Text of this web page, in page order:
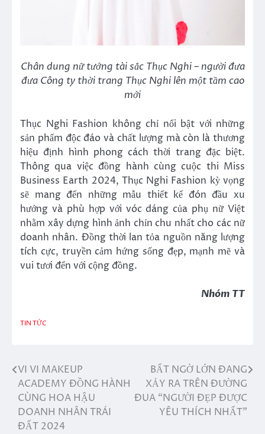
Chân dung nữ tướng tài sắc Thục Nghi – người đưa
đưa Công ty thời trang Thục Nghi lên một tầm cao
mới
Thục Nghi Fashion không chỉ nổi bật với những
sản phẩm độc đáo và chất lượng mà còn là thương
hiệu định hình phong cách thời trang đặc biệt.
Thông qua việc đồng hành cùng cuộc thi Miss
Business Earth 2024, Thục Nghi Fashion kỳ vọng
sẽ mang đến những mẫu thiết kế đón đầu xu
hướng và phù hợp với vóc dáng của phụ nữ Việt
nhằm xây dựng hình ảnh chỉn chu nhất cho các nữ
doanh nhân. Đồng thời lan tỏa nguồn năng lượng
tích cực, truyền cảm hứng sống đẹp, mạnh mẽ và
vui tươi đến với cộng đồng.
Nhóm TT
TIN TỨC
Điều
hướng
bài
VI VI MAKEUP
ACADEMY ĐỒNG HÀNH
CÙNG HOA HẬU
DOANH NHÂN TRÁI
ĐẤT 2024
BẤT NGỜ LỚN ĐANG
XẢY RA TRÊN ĐƯỜNG
ĐUA “NGƯỜI ĐẸP ĐƯỢC
YÊU THÍCH NHẤT”